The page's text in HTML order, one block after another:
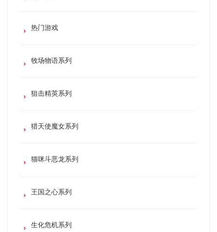
热门游戏
牧场物语系列
狙击精英系列
猎天使魔女系列
猫咪斗恶龙系列
王国之心系列
生化危机系列